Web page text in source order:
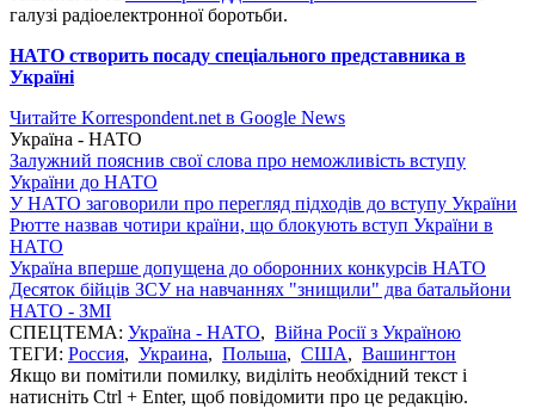
галузі радіоелектронної боротьби.
НАТО створить посаду спеціального представника в
Україні
Читайте Korrespondent.net в Google News
Україна - НАТО
Залужний пояснив свої слова про неможливість вступу
України до НАТО
У НАТО заговорили про перегляд підходів до вступу України
Рютте назвав чотири країни, що блокують вступ України в
НАТО
Україна вперше допущена до оборонних конкурсів НАТО
Десяток бійців ЗСУ на навчаннях "знищили" два батальйони
НАТО - ЗМІ
СПЕЦТЕМА: Україна - НАТО, Війна Росії з Україною
ТЕГИ: Россия, Украина, Польша, США, Вашингтон
Якщо ви помітили помилку, виділіть необхідний текст і
натисніть Ctrl + Enter, щоб повідомити про це редакцію.